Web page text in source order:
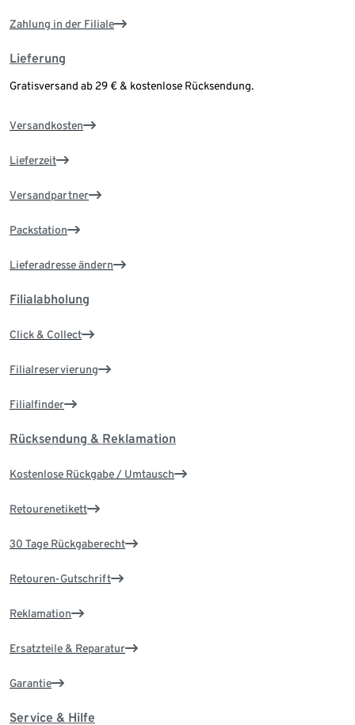
Zahlung in der Filiale
Lieferung
Gratisversand ab 29 € & kostenlose Rücksendung.
Versandkosten
Lieferzeit
Versandpartner
Packstation
Lieferadresse ändern
Filialabholung
Click & Collect
Filialreservierung
Filialfinder
Rücksendung & Reklamation
Kostenlose Rückgabe / Umtausch
Retourenetikett
30 Tage Rückgaberecht
Retouren-Gutschrift
Reklamation
Ersatzteile & Reparatur
Garantie
Service & Hilfe